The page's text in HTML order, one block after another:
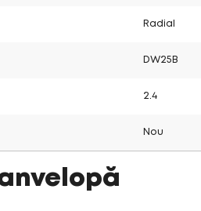
Radial
DW25B
2.4
Nou